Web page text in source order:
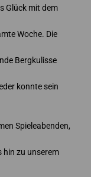
Glück mit dem
Woche. Die
Bergkulisse
konnte sein
Spieleabenden,
hin zu unserem